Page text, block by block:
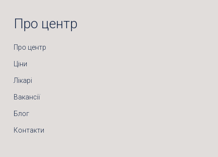
Про центр
Про центр
Ціни
Лікарі
Вакансії
Блог
Контакти